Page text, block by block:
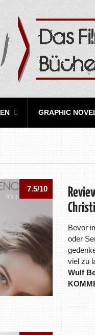
GRAPHIC
7.5/10
Bevor
oder
viel zu
Wulf